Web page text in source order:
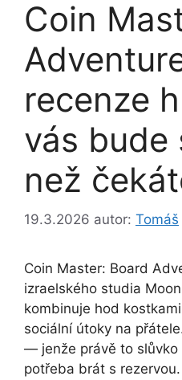
Coin
recenze
vás bude
než
19.3.2026 autor: Tomáš
Coin Master: Board
izraelského studia
kombinuje hod
sociální útoky na
— jenže právě to slůvko
potřeba brát s rezervou.